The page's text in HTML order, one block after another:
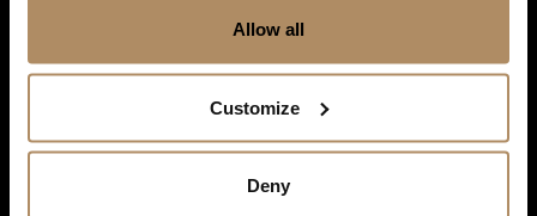
Allow all
Customize
Deny
Spisesteder